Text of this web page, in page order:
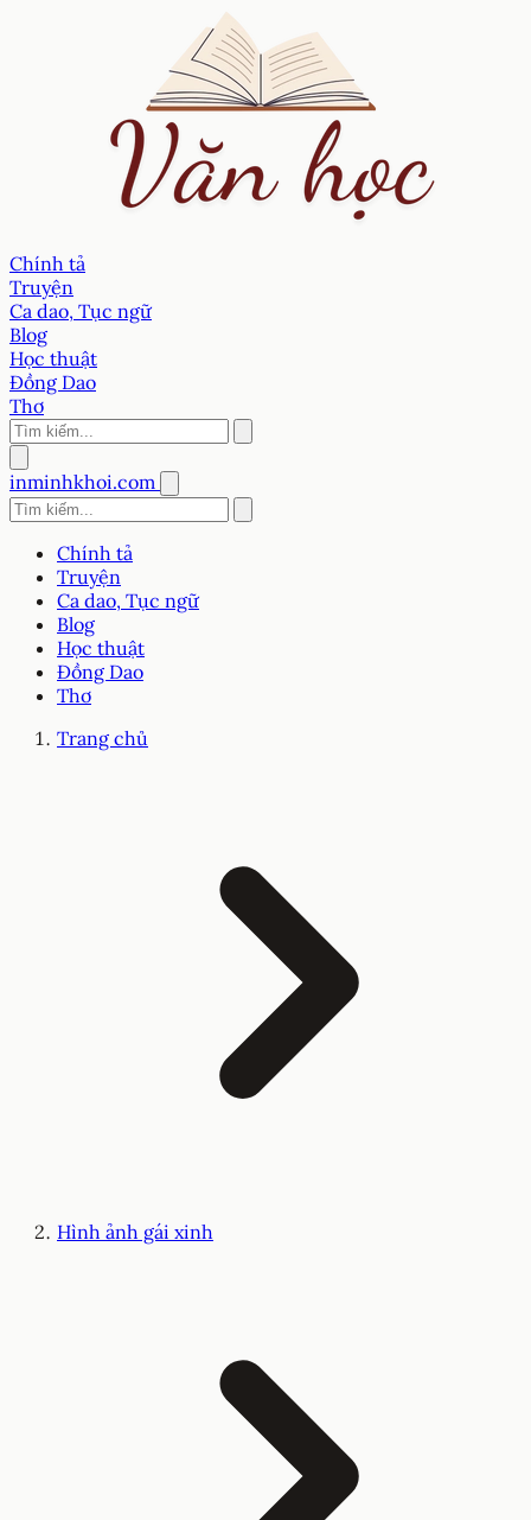
Chính tả
Truyện
Ca dao, Tục ngữ
Blog
Học thuật
Đồng Dao
Thơ
inminhkhoi.com
Chính tả
Truyện
Ca dao, Tục ngữ
Blog
Học thuật
Đồng Dao
Thơ
Trang chủ
Hình ảnh gái xinh